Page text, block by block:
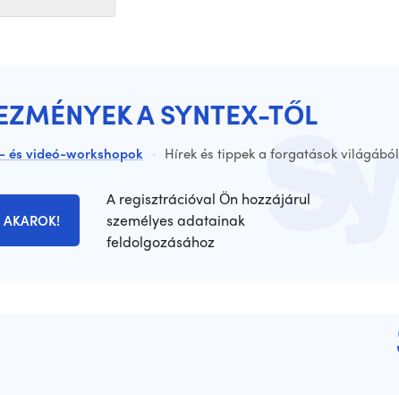
A SYNTEX-TŐL
és videó-workshopok · Hírek és tippek a forgatások világából
A regisztrációval Ön hozzájárul
személyes adatainak
feldolgozásához